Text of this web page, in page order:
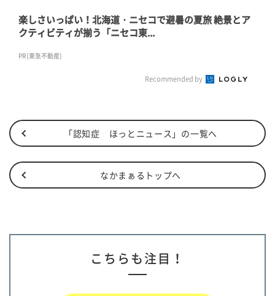
楽しさいっぱい！北海道・ニセコで避暑の夏旅 絶景とア
クティビティが揃う「ニセコ東...
PR(東急不動産)
Recommended by
「認知症 ほっとニュース」の一覧へ
なかまぁるトップへ
こちらも注目！